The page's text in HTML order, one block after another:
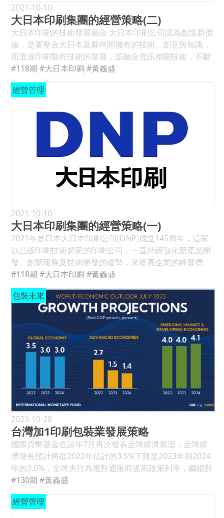
81.2%，但紙品卻僅占了約42.6%。(見表7) 比較兩年資
料，2022年紙品加工在中南部營業額占約54.9%，與2021
年的57.3%減少約2.4%，而2022年印刷業營業額桃竹苗占
比上升約6.6%，但營家數僅增加約0.1%，主要是以桃園地
區的製版營業額年增長高達32%；而就每家年均營業額分
析，紙品以桃竹苗區廠家最高，每家約7,444萬元，其次為
桃竹苗區的15,946萬元最高，比起全台年均2,655萬元營
印刷包裝業的進出口統計 依照經濟部產銷統計，2022年
漿、紙及紙板業產值約904.8億元，紙加工業約888.9億
元，衛生品(紙尿布及衛生棉)約82.7億元、印刷業約679億
元。其中內銷紙業約565.8億元，外銷約270.6億元，紙加
115.6億元，外銷約12.8億元，印刷品內銷約588.3億元，
外銷89.3億元，其中2022年紙業及紙加工業內銷是衰退
表8) 一、印刷品總出口額減少3.5%，標籤出口減少25%最
多 但依據台灣海關進出口統計資料分析，2022年台灣印刷
包裝產業出口值約億8.96億美元，較2021年的9.3億美元
減少3.5%，其中印刷品(HS49類)出口約3.05億美元，較
2021年減少2.6%，紙加工品(48類非紙及紙板類)出口約
5.09億美元，較2021年減少約3.6%，另外2022年智能卡
出口約8,267萬美元，較2021年減少約6.4%。綜觀2022年
整體印刷包裝產業的外銷額減少約3.5%，外銷減少的原因
是俄烏戰爭讓全球通膨飆高，經濟成長也由2021年的6%
降至2022年的3.4%，而台灣的經濟成長也由2021年的
6.53%降至3.04%，出口額也由2021年的29.4%增長降至
2022年的7.4%；出口結構中，紙品加工占30.5%最多，其
次為包裝印刷、出版及工業印刷則都各占約15%左右。(見
表9) 再比較2016年的資料，2022年智能卡外銷增加約
1.5%，紙品外銷減少約7.9%，但印刷品(HS碼49類)外銷增
加約43.5%，整體印刷業外銷較2016年增加約5.9%；再來
分析個別印刷品資料，2022年較2016年外銷增長最多的是
工業印刷(109%)，其中主要是轉印紙，其次是包裝印刷
(19.7%)，這說明轉印紙印刷在台灣是有對外競爭力，另與
供應鏈相關的包裝印刷品基本是持續成長的。但2022年標
籤印刷出口減少2,528萬美元(約25.9%)，這值得關注，可
能是供應鏈外移與在地化供應有關，而出版印刷自2020年
疫情爆發後，就逐年衰退，這主要是來自日本訂單的兒童
書減少有關，2022年來到新低點(-20.8%)，但隨著疫情的
解封，希望2023年有個新的展望。 二、出口地區衰退最多
是香港20.1%、中國14.7%，但澳紐區增加14%、美國區
2021-10-10
大日本印刷集團的經營策略(二)
大日本印刷的技術發展融合 大日本印刷公司認為創造新價
值，是要整合大日本及夥伴間擁有的技術、創意與知識，
而透過印刷製程技術的發展，並融合資訊相關技術，不斷
的創新產品與服務，來實現長期發展的機會；由大日本公
司的年報中，提出的印刷與資訊技術(P＆I)整合出七大
類，這包括專案規劃、微細加工、資訊處理、精密塗佈、
求，與事業夥伴合作發展平台技術，包括數位行銷、無現
金支付、物聯網服務等。(見表6) DNP的電子事業部門包
括顯示元件和電子組件，以自創的核心尖端技術如精細圖
案、超細蝕刻、光刻等，在汽車、智能房屋、醫療保健、
環境和能源等領域提供新的價值，這些技術內容參見表
7。 大日本印刷公司將知識與傳播、生活與移動、食品與
健康、環境與能源等四大成長領域為長期發展的願景，也
秉持今日創新是明日基礎理念 2018年大日本印刷公司新社
長北島義成(Mr. Yoshinari Kitajima)就任，開始啟動第三
次的創業願景，以「今日創新是明日基礎(Today’s
Innovation is Tomorrow’s Basic)」理念轉型發展。2019
年至2024年的中期目標，以關鍵產品銷售由35%增加至
45%，營業利潤率則由4%增加至5.1%左右，淨值報酬率
中，資訊傳播部由39%降至34%左右，電子部由44%降至
37%，飲料部則由3%降至2%，但生活資材部門則由2019
年的14%增加至2024年的34%，而實現可持續發展(SDGs)
更是大日本公司長期經營上的承諾。 這次經營改變是透過
印刷與資訊(P＆I)創新，由成長領域創新價值，由現有經
營領域重整及優化中創造價值，再以財務及公司治理來支
援轉型發展，目的是促進大日本印刷的未來經營增長，並
提高公司經營價值與獲利。在成長領域市場環境分析上，
大日本印刷理解到全球都在從事數位轉型，包括數位經濟
發展大趨勢，日本人口下降、老人化的來臨、智慧城市的
發展及循環經濟發展導向，以此市場環境，DNP發展的未
來關鍵成長產品請參見表9。 2020年度DNP的海外員工約
佔1/8，海外營業額也佔集團的18%，未來集團將利用產品
及服務的競爭優勢，積極的深化海外關係，以擴大海外市
場的業務，進一步提高經營的綜效與價值；而重整公司資
源，投入有成長及價值的產品與服務，以提升經營獲利，
也是DNP未來之經營的方向，這包括縮小紙媒體資源，但
擴大資料處理相關業務，減少低附加價值產品產量，但擴
大如電池包裝及友善環境相關的產品銷售，降低彩色濾光
#118期 #大日本印刷 #黃義盛
經營管理
2021-10-10
大日本印刷集團的經營策略(一)
2021年是日本大日本印刷公司(DNP)成立145周年，這家
以凸版印刷技術起家的印刷公司，一直持續強化新產品開
發、創新服務及技術開發的優勢，來提高企業的經營價
值，深深了解「今日創新是明日基礎(Today’s Innovation
is Tomorrow’s Basic)」的經營理念，並圍繞「印刷與資
訊的創新」(Printing ＆Information Innovations)作為企
業發展的願景。而DNP確認未來公司成長的四個領域，包
括知識與傳播(Knowledge and Communication)、食品
與健康(Food and Healthcare)、生活與移動
(Lifestyle ＆ Mobility)、環境與能源
(Environment ＆ Energy)等四項經營領域，以身為國際
印刷媒體領導企業，大日本印刷公司也關注及支持可持續
發展的環境、社會及公司治理(Support Sustainability
from Environmental、Social and Governance(ESG))的
立場，而對話與合作(Taiwa (Dialogue) and
Cooperation)則是大日本印刷公司對所有利害關係人的指
導原則。 2019年度，大日本印刷公司在全球共有77間工
廠(日本61間、海外16間)、63處銷售據點(日本35處、海外
28處)及約30,000家企業客戶，員工有38,181人(日本
33,440人、海外4,741人)，現有專利共12,226個。2020年
度營業額約13,354億日圓(128.6億美元)，較2019年度減少
減少約63.9%，資產總額約18,250億日圓，淨值約10,986
#118期 #大日本印刷 #黃義盛
包裝未來
2023-10-28
台灣加1印刷包裝業發展策略
國際貨幣基金在該年7月再次發表全球經濟展望，全球經
濟增長預計將從2022年估計的3.5%下降至2023年和2024
年的3.0%，全球央行為應對通脹而提高政策利率，繼續對
經濟活動構成壓力，而全球總體通脹率預計將從2022年的
8.7%下降至2023年的6.8%和2024年的5.2%。其中已開發
國家的經濟增長將由2022年的2.7%下降至2023年的1.5%
#130期 #黃義盛
經營管理